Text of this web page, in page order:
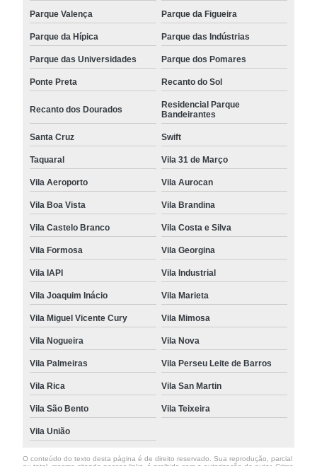
Parque Valença Parque da Figueira
Parque da Hípica Parque das Indústrias
Parque das Universidades Parque dos Pomares
Ponte Preta Recanto do Sol
Recanto dos Dourados
Residencial Parque
Bandeirantes
Santa Cruz Swift
Taquaral Vila 31 de Março
Vila Aeroporto Vila Aurocan
Vila Boa Vista Vila Brandina
Vila Castelo Branco Vila Costa e Silva
Vila Formosa Vila Georgina
Vila IAPI Vila Industrial
Vila Joaquim Inácio Vila Marieta
Vila Miguel Vicente Cury Vila Mimosa
Vila Nogueira Vila Nova
Vila Palmeiras Vila Perseu Leite de Barros
Vila Rica Vila San Martin
Vila São Bento Vila Teixeira
Vila União
O conteúdo do texto desta página é de direito reservado. Sua reprodução, parcial